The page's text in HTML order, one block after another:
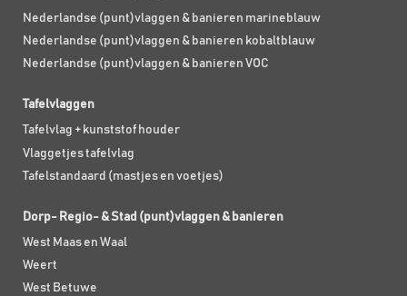
Nederlandse (punt)vlaggen & banieren marineblauw
Nederlandse (punt)vlaggen & banieren kobaltblauw
Nederlandse (punt)vlaggen & banieren VOC
Tafelvlaggen
Tafelvlag + kunststof houder
Vlaggetjes tafelvlag
Tafelstandaard (mastjes en voetjes)
Dorp- Regio- & Stad (punt)vlaggen & banieren
West Maas en Waal
Weert
West Betuwe